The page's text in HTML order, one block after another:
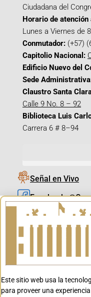
Ciudadana del
Horario de atención
Lunes a Viernes de
Conmutador: (+57)
Capitolio Nacional:
Edificio Nuevo del
Sede
Claustro Santa
Calle 9 No. 8 – 92
Biblioteca Luis
Carrera 6 # 8–94
Señal en Vivo
Este sitio web usa la
para proveer una